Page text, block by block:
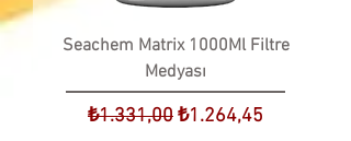
Seachem Matrix 1000Ml Filtre
Medyası
Normal Fiyat
₺1.331,00İndirimli Fiyat
₺1.264,45